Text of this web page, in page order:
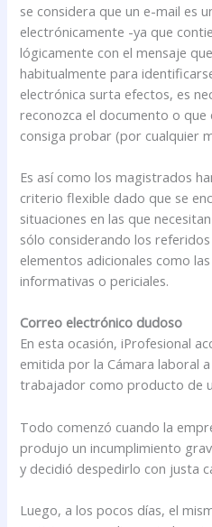
se considera que un e-mail es
electrónicamente -ya que
lógicamente con el mensaje
habitualmente para
electrónica surta efectos, es
reconozca el documento o que
consiga probar (por cualquier
Es así como los magistrados
criterio flexible dado que se
situaciones en las que
sólo considerando los
elementos adicionales como
informativas o periciales.
Correo electrónico dudoso
En esta ocasión, iProfesional
emitida por la Cámara laboral
trabajador como producto de
Todo comenzó cuando la
produjo un incumplimiento
y decidió despedirlo con justa
Luego, a los pocos días, el